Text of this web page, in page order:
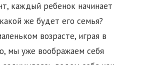
каждый ребенок начинает
же будет его семья?
возрасте, играя в
мы уже воображаем себя